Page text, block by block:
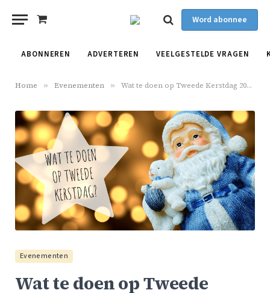
Shopping
Word abonnee
ABONNEREN ADVERTEREN VEELGESTELDE VRAGEN
Home » Evenementen » Wat te doen op Tweede Kerstdag 2019 in Friesland!
Evenementen
Wat te doen op Tweede